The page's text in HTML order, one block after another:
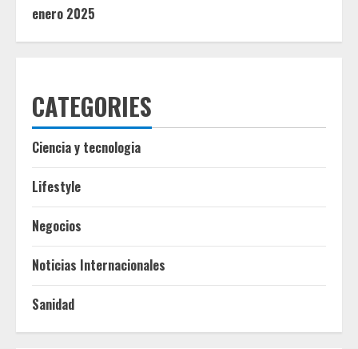
enero 2025
CATEGORIES
Ciencia y tecnologia
Lifestyle
Negocios
Noticias Internacionales
Sanidad